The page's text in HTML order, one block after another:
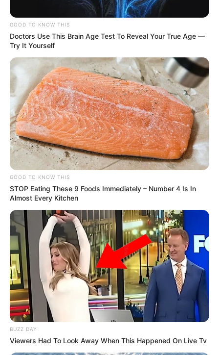
GOOD TO KNOW THIS
Doctors Use This Brain Age Test To Reveal Your True Age —
Try It Yourself
GOOD TO KNOW THIS
STOP Eating These 9 Foods Immediately – Number 4 Is In
Almost Every Kitchen
BUZZ DAY
Viewers Had To Look Away When This Happened On Live Tv